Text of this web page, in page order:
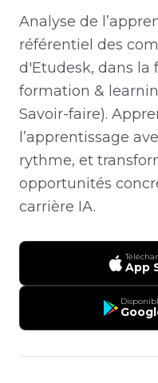
Analyse de
référentiel des
d'Etudesk, dans la
formation &
Savoir-faire).
l’apprentissage
rythme, et
opportunités
carrière IA.
App